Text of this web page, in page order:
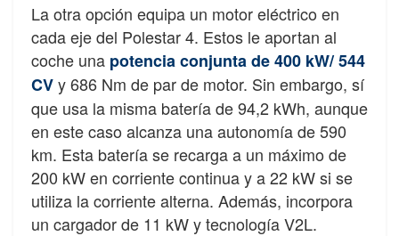
La otra opción equipa un motor eléctrico en
cada eje del Polestar 4. Estos le aportan al
coche una potencia conjunta de 400 kW/ 544
CVy 686 Nm de par de motor. Sin embargo, sí
que usa la misma batería de 94,2 kWh, aunque
en este caso alcanza una autonomía de 590
km. Esta batería se recarga a un máximo de
200 kW en corriente continua y a 22 kW si se
utiliza la corriente alterna. Además, incorpora
un cargador de 11 kW y tecnología V2L.